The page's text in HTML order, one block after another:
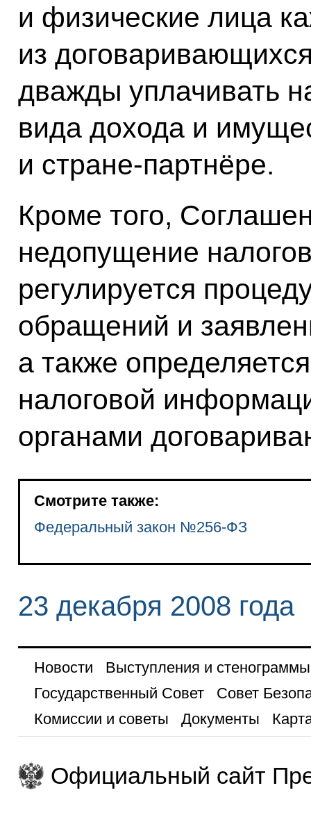
и физические лица
из
дважды уплачивать
вида дохода и
и стране-партнёре.
Кроме того,
недопущение
регулируется
обращений и
а также
налоговой
органами
Смотрите также:
Федеральный закон №256-ФЗ
23 декабря 2008 года
Новости
Выступления и стенограммы
Государственный Совет
Совет
Комиссии и советы
Документы
Официальный сайт